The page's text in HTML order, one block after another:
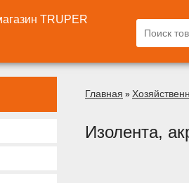
TRUPER
Главная »
Изолента,